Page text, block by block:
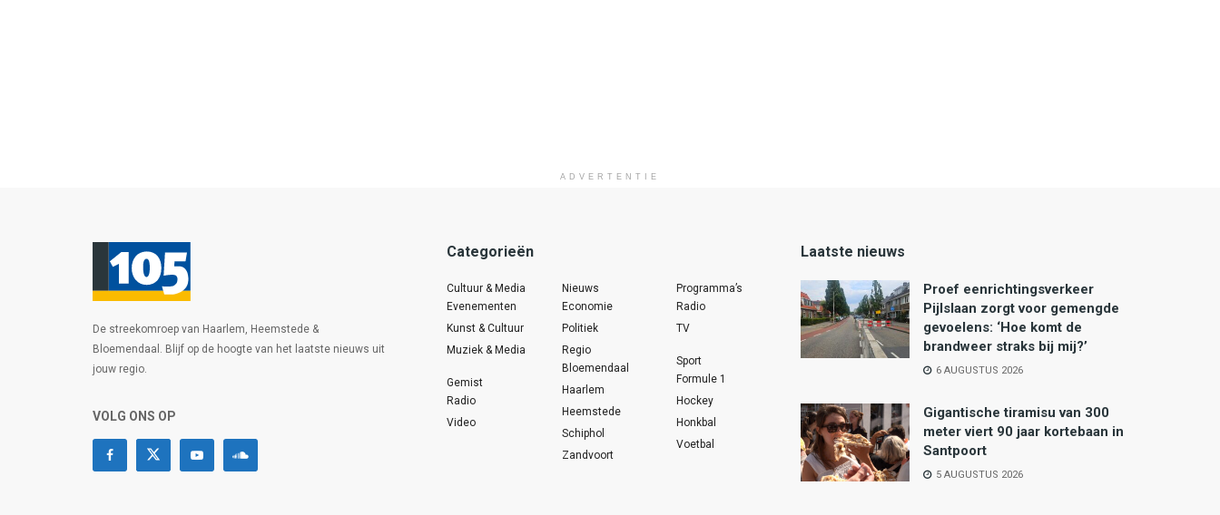
ADVERTENTIE
De streekomroep van Haarlem, Heemstede &
Bloemendaal. Blijf op de hoogte van het laatste nieuws uit
jouw regio.
VOLG ONS OP
Categorieën
Cultuur & Media
Evenementen
Kunst & Cultuur
Muziek & Media
Gemist
Radio
Video
Nieuws
Economie
Politiek
Regio
Bloemendaal
Haarlem
Heemstede
Schiphol
Zandvoort
Programma’s
Radio
TV
Sport
Formule 1
Hockey
Honkbal
Voetbal
Laatste nieuws
Proef eenrichtingsverkeer
Pijlslaan zorgt voor gemengde
gevoelens: ‘Hoe komt de
brandweer straks bij mij?’
6 AUGUSTUS 2026
Gigantische tiramisu van 300
meter viert 90 jaar kortebaan in
Santpoort
5 AUGUSTUS 2026